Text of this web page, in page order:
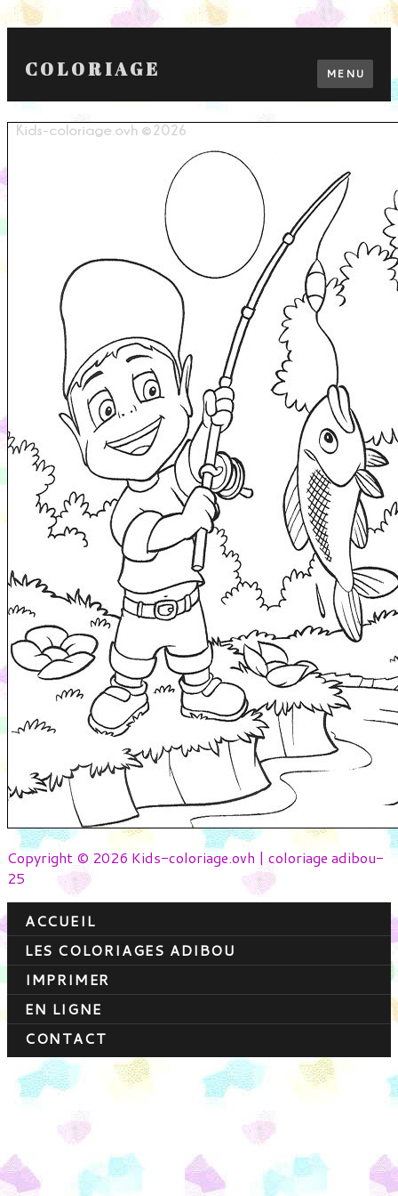
COLORIAGE MENU
Copyright © 2026 Kids-coloriage.ovh | coloriage adibou-
25
ACCUEIL
LES COLORIAGES ADIBOU
IMPRIMER
EN LIGNE
CONTACT